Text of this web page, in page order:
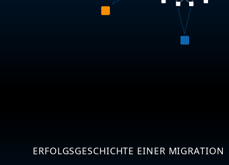
ERFOLGSGESCHICHTE EINER MIGRATION